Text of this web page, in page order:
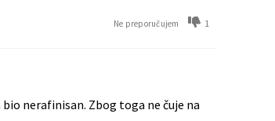
Ne preporučujem 1
nerafinisan. Zbog toga ne čuje na